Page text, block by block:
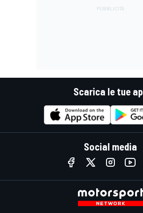
Scarica le tue
Social media